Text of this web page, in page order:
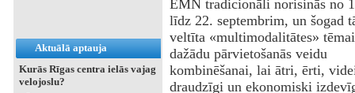
Aktuālā aptauja
Kurās Rīgas centra ielās vajag
velojoslu?
EMN tradicionāli norisinās no
līdz 22. septembrim, un šogad
veltīta «multimodalitātes»
dažādu pārvietošanās veidu
kombinēšanai, lai ātri, ērti,
draudzīgi un ekonomiski